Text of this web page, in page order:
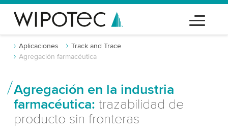
Aplicaciones
Track and Trace
Agregación farmacéutica
Agregación en la industria
farmacéutica: trazabilidad de
producto sin fronteras